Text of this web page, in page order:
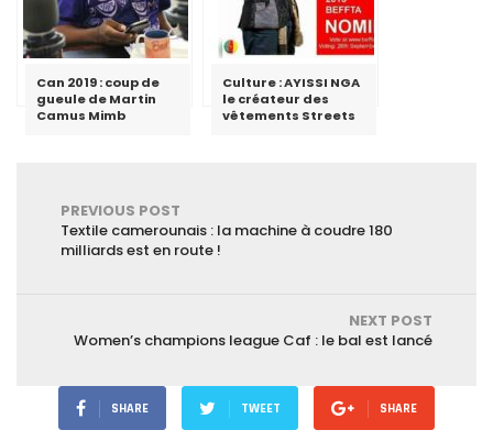
Can 2019 : coup de
gueule de Martin
Camus Mimb
Culture : AYISSI NGA
le créateur des
vêtements Streets
PREVIOUS POST
Textile camerounais : la machine à coudre 180
milliards est en route !
NEXT POST
Women’s champions league Caf : le bal est lancé
SHARE TWEET SHARE